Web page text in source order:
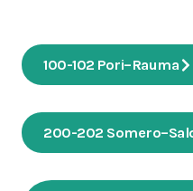
100-102 Pori–Rauma
200-202